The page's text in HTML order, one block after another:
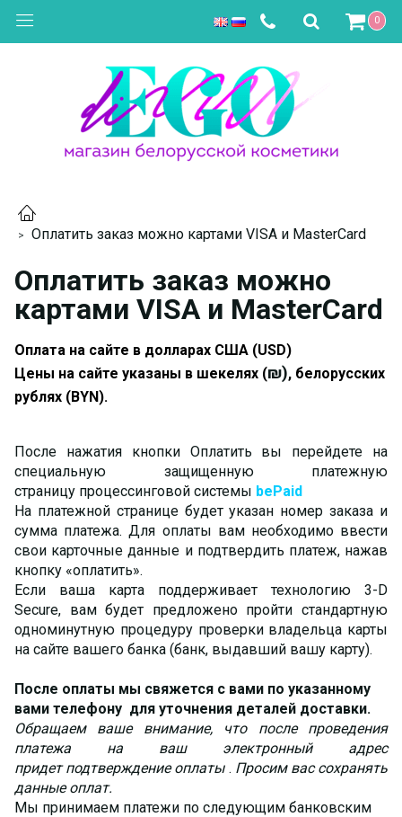
0
Оплатить заказ можно картами VISA и MasterCard
Оплатить заказ можно
картами VISA и MasterCard
Оплата на сайте в долларах США (USD)
Цены на сайте указаны в шекелях (₪), белорусских
рублях (BYN).
После нажатия кнопки Оплатить вы перейдете на
специальную защищенную платежную
страницу процессинговой системы bePaid
На платежной странице будет указан номер заказа и
сумма платежа. Для оплаты вам необходимо ввести
свои карточные данные и подтвердить платеж, нажав
кнопку «оплатить».
Если ваша карта поддерживает технологию 3-D
Secure, вам будет предложено пройти стандартную
одноминутную процедуру проверки владельца карты
на сайте вашего банка (банк, выдавший вашу карту).
После оплаты мы свяжется с вами по указанному
вами телефону для уточнения деталей доставки.
Обращаем ваше внимание, что после проведения
платежа на ваш электронный адрес
придетподтверждение оплаты . Просим вас сохранять
данные оплат.
Мы принимаем платежи по следующим банковским